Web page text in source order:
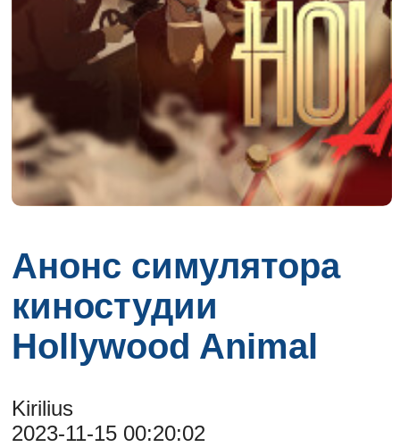
Анонс симулятора
киностудии
Hollywood Animal
Kirilius
2023-11-15 00:20:02